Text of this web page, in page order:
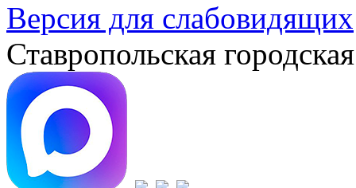
Версия для слабовидящих
Ставропольская